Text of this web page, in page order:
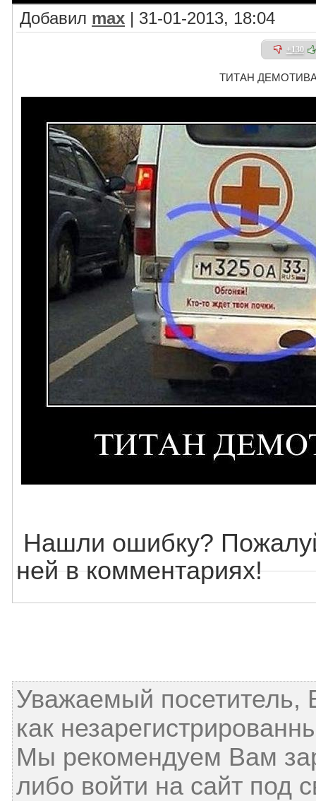
Добавил max | 31-01-2013, 18:04
+130
ТИТАН
Нашли ошибку?
ней в комментариях!
Уважаемый посетитель,
как
Мы рекомендуем Вам
либо войти на сайт под